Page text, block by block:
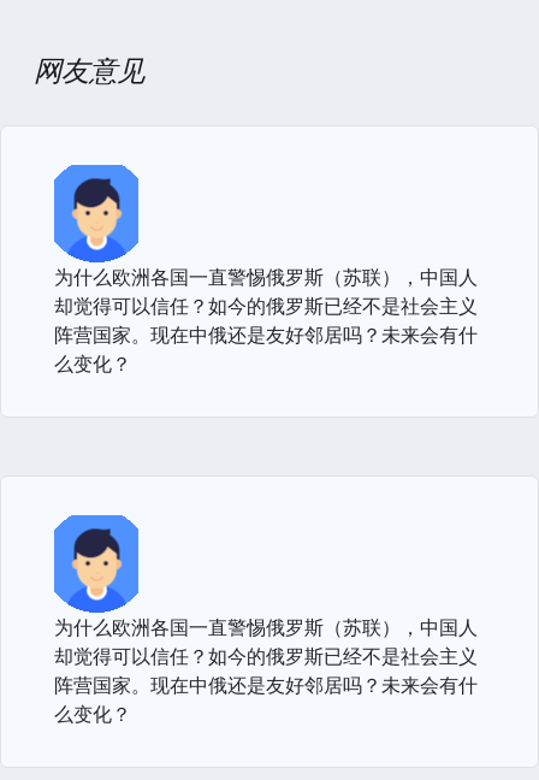
网友意见
为什么欧洲各国一直警惕俄罗斯（苏联），中国人
却觉得可以信任？如今的俄罗斯已经不是社会主义
阵营国家。现在中俄还是友好邻居吗？未来会有什
么变化？
为什么欧洲各国一直警惕俄罗斯（苏联），中国人
却觉得可以信任？如今的俄罗斯已经不是社会主义
阵营国家。现在中俄还是友好邻居吗？未来会有什
么变化？